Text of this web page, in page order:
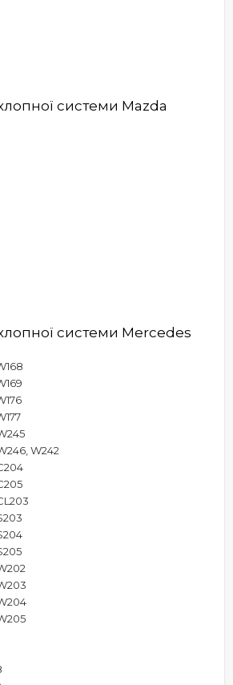
системи Mazda
системи Mercedes
W242